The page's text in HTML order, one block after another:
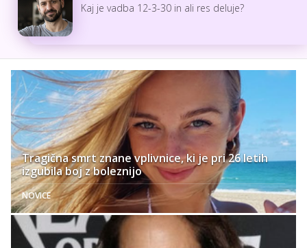
Kaj je vadba 12-3-30 in ali res deluje?
Tragična smrt znane vplivnice, ki je pri 26 letih
izgubila boj z boleznijo
NOVICE